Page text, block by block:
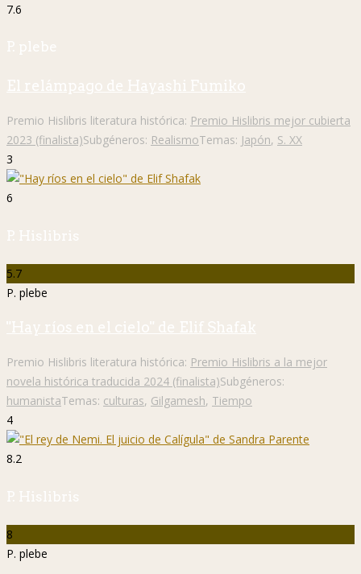
7.6
P. plebe
El relámpago de Hayashi Fumiko
Premio Hislibris literatura histórica: Premio Hislibris mejor cubierta
2023 (finalista)Subgéneros: RealismoTemas: Japón, S. XX
3
6
P. Hislibris
5.7
P. plebe
"Hay ríos en el cielo" de Elif Shafak
Premio Hislibris literatura histórica: Premio Hislibris a la mejor
novela histórica traducida 2024 (finalista)Subgéneros:
humanistaTemas: culturas, Gilgamesh, Tiempo
4
8.2
P. Hislibris
8
P. plebe